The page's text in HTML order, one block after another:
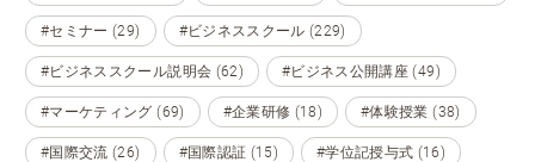
#セミナー (29) #ビジネススクール (229)
#ビジネススクール説明会 (62) #ビジネス公開講座 (49)
#マーケティング (69) #企業研修 (18) #体験授業 (38)
#国際交流 (26) #国際認証 (15) #学位記授与式 (16)